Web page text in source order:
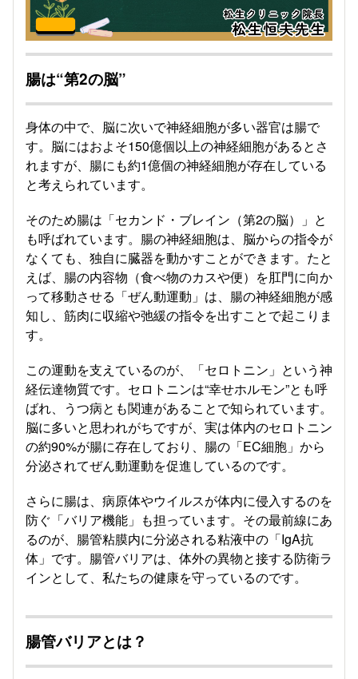
腸は“第2の脳”
身体の中で、脳に次いで神経細胞が多い器官は腸で
す。脳にはおよそ150億個以上の神経細胞があるとさ
れますが、腸にも約1億個の神経細胞が存在している
と考えられています。
そのため腸は「セカンド・ブレイン（第2の脳）」と
も呼ばれています。腸の神経細胞は、脳からの指令が
なくても、独自に臓器を動かすことができます。たと
えば、腸の内容物（食べ物のカスや便）を肛門に向か
って移動させる「ぜん動運動」は、腸の神経細胞が感
知し、筋肉に収縮や弛緩の指令を出すことで起こりま
す。
この運動を支えているのが、「セロトニン」という神
経伝達物質です。セロトニンは“幸せホルモン”とも呼
ばれ、うつ病とも関連があることで知られています。
脳に多いと思われがちですが、実は体内のセロトニン
の約90%が腸に存在しており、腸の「EC細胞」から
分泌されてぜん動運動を促進しているのです。
さらに腸は、病原体やウイルスが体内に侵入するのを
防ぐ「バリア機能」も担っています。その最前線にあ
るのが、腸管粘膜内に分泌される粘液中の「IgA抗
体」です。腸管バリアは、体外の異物と接する防衛ラ
インとして、私たちの健康を守っているのです。
腸管バリアとは？